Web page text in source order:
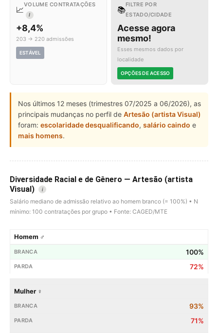
📈
VOLUME CONTRATAÇÕES
I
+8,4%
203 → 220 admissões
ESTÁVEL
📚
FILTRE POR
ESTADO/CIDADE
Acesse agora
mesmo!
Esses mesmos dados por
localidade
OPÇÕES DE ACESSO
Nos últimos 12 meses (trimestres 07/2025 a 06/2026), as
principais mudanças no perfil de Artesão (artista Visual)
foram: escolaridade desqualificando, salário caindo e
mais homens.
Diversidade Racial e de Gênero — Artesão (artista
Visual)
i
Salário mediano de admissão relativo ao homem branco (= 100%) • N
mínimo: 100 contratações por grupo • Fonte: CAGED/MTE
Homem ♂
100%
72%
Mulher ♀
93%
71%